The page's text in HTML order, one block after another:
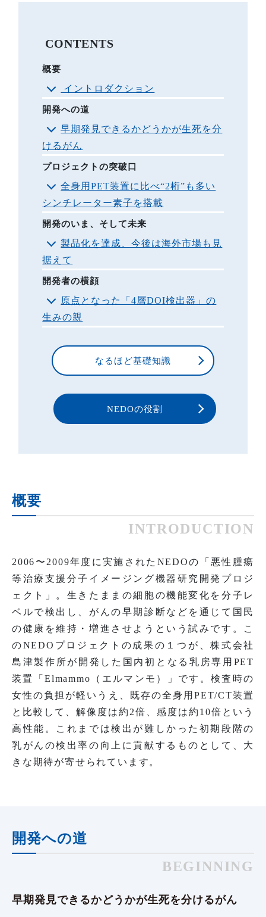
CONTENTS
概要
イントロダクション
開発への道
早期発見できるかどうかが生死を分
けるがん
プロジェクトの突破口
全身用PET装置に比べ“2桁”も多い
シンチレーター素子を搭載
開発のいま、そして未来
製品化を達成、今後は海外市場も見
据えて
開発者の横顔
原点となった「4層DOI検出器」の
生みの親
なるほど基礎知識
NEDOの役割
概要
INTRODUCTION
2006〜2009年度に実施されたNEDOの「悪性腫瘍
等治療支援分子イメージング機器研究開発プロジ
ェクト」。生きたままの細胞の機能変化を分子レ
ベルで検出し、がんの早期診断などを通じて国民
の健康を維持・増進させようという試みです。こ
のNEDOプロジェクトの成果の１つが、株式会社
島津製作所が開発した国内初となる乳房専用PET
装置「Elmammo（エルマンモ）」です。検査時の
女性の負担が軽いうえ、既存の全身用PET/CT装置
と比較して、解像度は約2倍、感度は約10倍という
高性能。これまでは検出が難しかった初期段階の
乳がんの検出率の向上に貢献するものとして、大
きな期待が寄せられています。
開発への道
BEGINNING
早期発見できるかどうかが生死を分けるがん